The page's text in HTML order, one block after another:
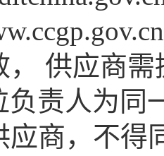
， 供应商
责人为同
应商，不得